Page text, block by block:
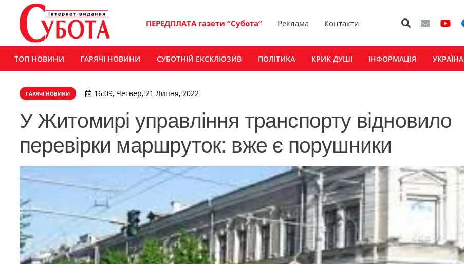
ПЕРЕДПЛАТА газети “Субота” Реклама Контакти
ТОП НОВИНИ ГАРЯЧІ НОВИНИ СУБОТНІЙ ЕКСКЛЮЗИВ ПОЛІТИКА КРИК ДУШІ ІНФОРМАЦІЯ УКРАЇНА
ГАРЯЧІ НОВИНИ 16:09, Четвер, 21 Липня, 2022
У Житомирі управління транспорту відновило
перевірки маршруток: вже є порушники